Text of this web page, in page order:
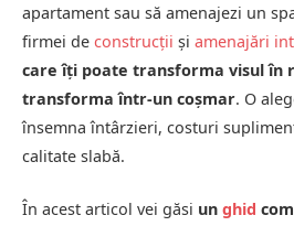
apartament sau să amenajezi un
firmei de construcții și amenajări
care îți poate transforma visul în
transforma într-un coșmar. O
însemna întârzieri, costuri
calitate slabă.
În acest articol vei găsi un ghid